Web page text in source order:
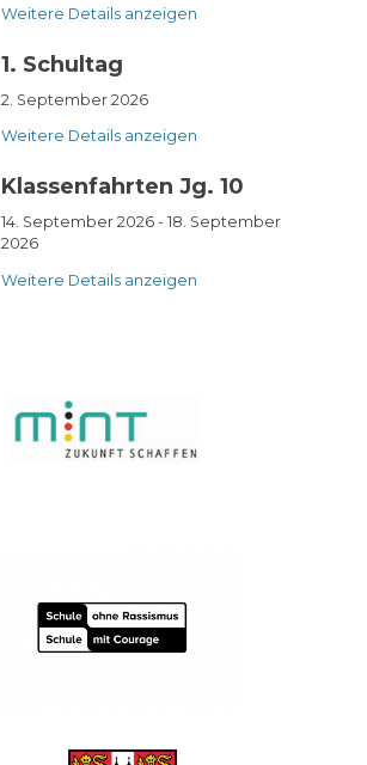
Weitere Details anzeigen
1. Schultag
2. September 2026
Weitere Details anzeigen
Klassenfahrten Jg. 10
14. September 2026 - 18. September
2026
Weitere Details anzeigen